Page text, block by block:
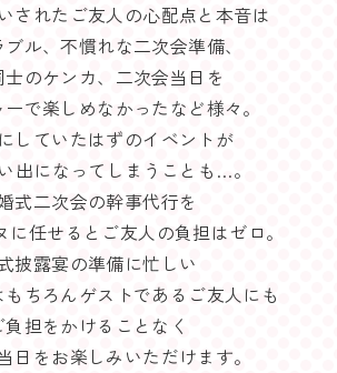
されたご友人の心配点と本音は
ル、不慣れな二次会準備、
士のケンカ、二次会当日を
で楽しめなかったなど様々。
していたはずのイベントが
出になってしまうことも…。
式二次会の幹事代行を
に任せるとご友人の負担はゼロ。
披露宴の準備に忙しい
ちろんゲストであるご友人にも
負担をかけることなく
日をお楽しみいただけます。